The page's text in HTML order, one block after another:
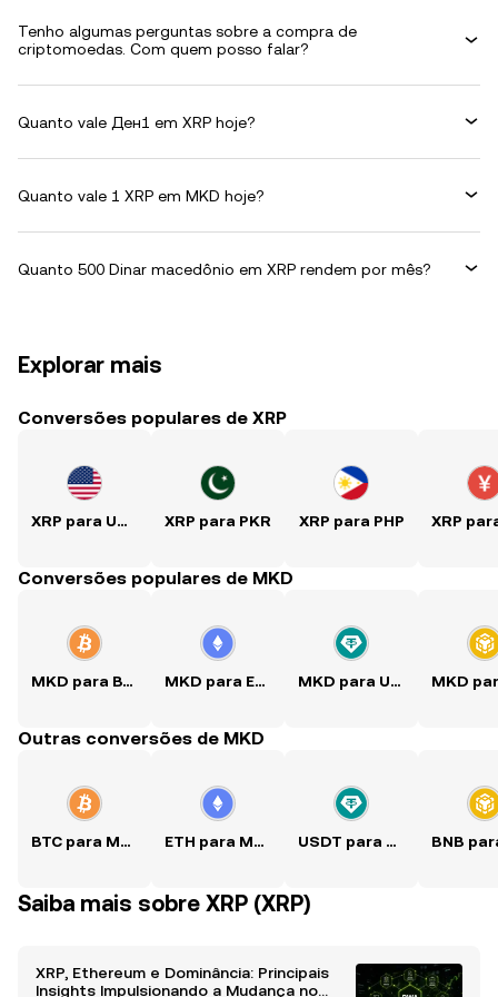
Tenho algumas perguntas sobre a compra de
criptomoedas. Com quem posso falar?
Quanto vale Ден1 em XRP hoje?
Quanto vale 1 XRP em MKD hoje?
Quanto 500 Dinar macedônio em XRP rendem por mês?
Explorar mais
Conversões populares de XRP
XRP para USD XRP para PKR XRP para PHP
Conversões populares de MKD
MKD para BTC MKD para ETH MKD para USDT
Outras conversões de MKD
BTC para MKD ETH para MKD USDT para MKD
Saiba mais sobre XRP (XRP)
XRP, Ethereum e Dominância: Principais
Insights Impulsionando a Mudança no